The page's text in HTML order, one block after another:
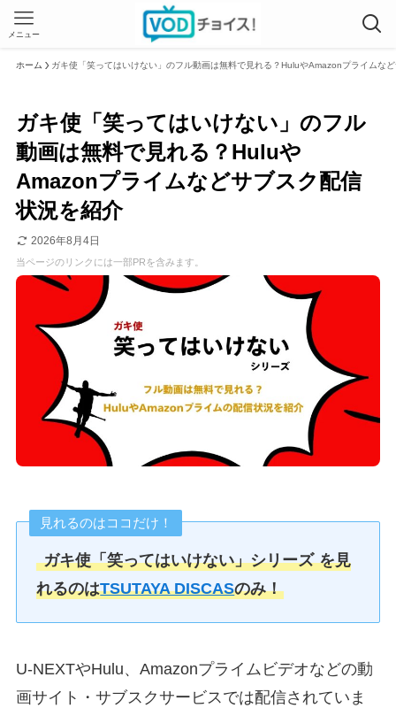
メニュー
ホーム ガキ使「笑ってはいけない」のフル動画は無料で見れる？HuluやAmazonプライムな
ガキ使「笑ってはいけない」のフル
動画は無料で見れる？Huluや
Amazonプライムなどサブスク配信
状況を紹介
2026年8月4日
当ページのリンクには一部PRを含みます。
見れるのはココだけ！
ガキ使「笑ってはいけない」シリーズ を見
れるのはTSUTAYA DISCASのみ！
U-NEXTやHulu、Amazonプライムビデオなどの動
画サイト・サブスクサービスでは配信されていま